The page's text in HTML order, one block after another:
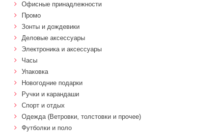
Офисные принадлежности
Промо
Зонты и дождевики
Деловые аксессуары
Электроника и аксессуары
Часы
Упаковка
Новогодние подарки
Ручки и карандаши
Спорт и отдых
Одежда (Ветровки, толстовки и прочее)
Футболки и поло